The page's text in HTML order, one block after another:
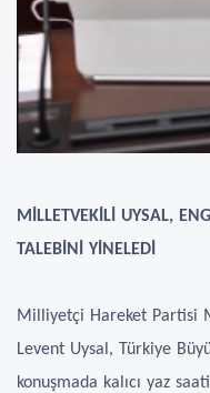
MİLLETVEKİLİ UYSAL,
TALEBİNİ YİNELEDİ
Milliyetçi Hareket Partisi
Levent Uysal, Türkiye
konuşmada kalıcı yaz